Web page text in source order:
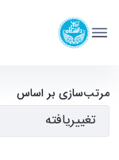
کامپیوتر
مرتب‌سازی بر اساس